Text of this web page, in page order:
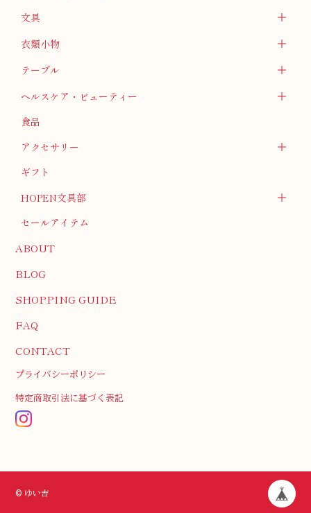
文具
衣類小物
テーブル
ヘルスケア・ビューティー
食品
アクセサリー
ギフト
HOPEN文具部
セールアイテム
ABOUT
BLOG
SHOPPING GUIDE
FAQ
CONTACT
プライバシーポリシー
特定商取引法に基づく表記
© ゆい吉